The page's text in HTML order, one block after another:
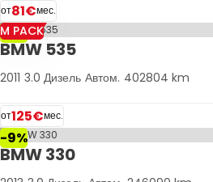
от81€мес.
-9%
M PACK
BMW 535
2011 3.0 Дизель Автом. 402804 km
от125€мес.
-9%
BMW 330